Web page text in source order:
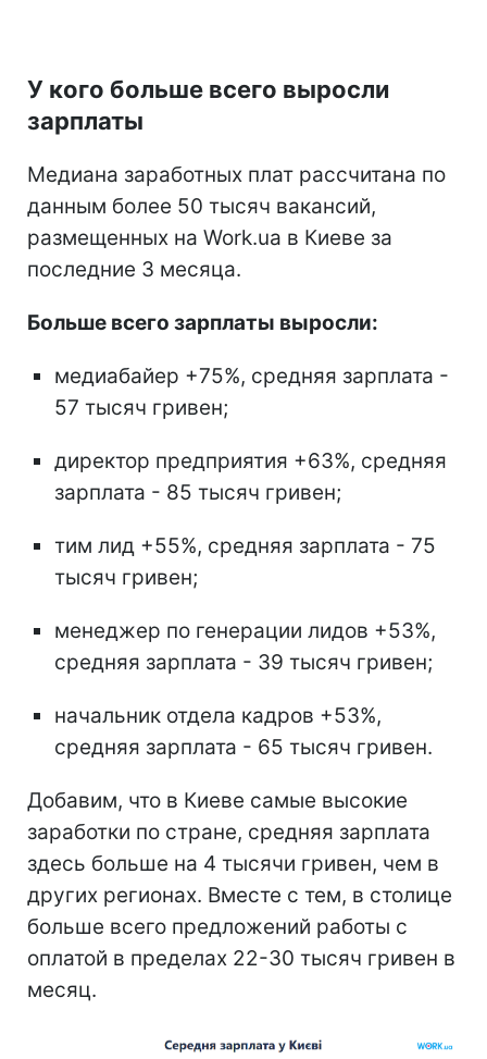
У кого больше всего выросли
зарплаты
Медиана заработных плат рассчитана по
данным более 50 тысяч вакансий,
размещенных на Work.ua в Киеве за
последние 3 месяца.
Больше всего зарплаты выросли:
медиабайер +75%, средняя зарплата -
57 тысяч гривен;
директор предприятия +63%, средняя
зарплата - 85 тысяч гривен;
тим лид +55%, средняя зарплата - 75
тысяч гривен;
менеджер по генерации лидов +53%,
средняя зарплата - 39 тысяч гривен;
начальник отдела кадров +53%,
средняя зарплата - 65 тысяч гривен.
Добавим, что в Киеве самые высокие
заработки по стране, средняя зарплата
здесь больше на 4 тысячи гривен, чем в
других регионах. Вместе с тем, в столице
больше всего предложений работы с
оплатой в пределах 22-30 тысяч гривен в
месяц.